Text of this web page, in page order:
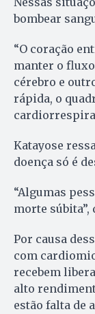
bombear
“O coração
manter o
cérebro e
rápida, o
Katayose
doença só é
“Algumas
morte súbita”,
Por causa
com
recebem
alto
estão falta de